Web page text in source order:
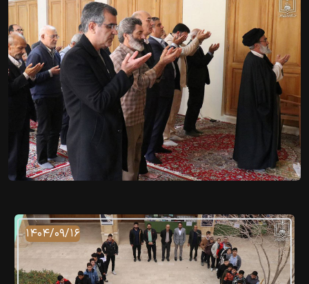
۱۴۰۴/۰۹/۱۶